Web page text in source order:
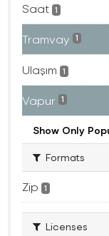
Saat 1
Tramvay 1
Ulaşım 1
Vapur 1
Show Only
Formats
Zip 1
Licenses